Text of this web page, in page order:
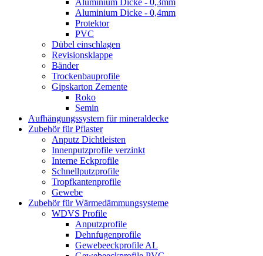
Aluminium Dicke - 0,3mm
Aluminium Dicke - 0,4mm
Protektor
PVC
Dübel einschlagen
Revisionsklappe
Bänder
Trockenbauprofile
Gipskarton Zemente
Roko
Semin
Aufhängungssystem für mineraldecke
Zubehör für Pflaster
Anputz Dichtleisten
Innenputzprofile verzinkt
Interne Eckprofile
Schnellputzprofile
Tropfkantenprofile
Gewebe
Zubehör für Wärmedämmungsysteme
WDVS Profile
Anputzprofile
Dehnfugenprofile
Gewebeeckprofile AL